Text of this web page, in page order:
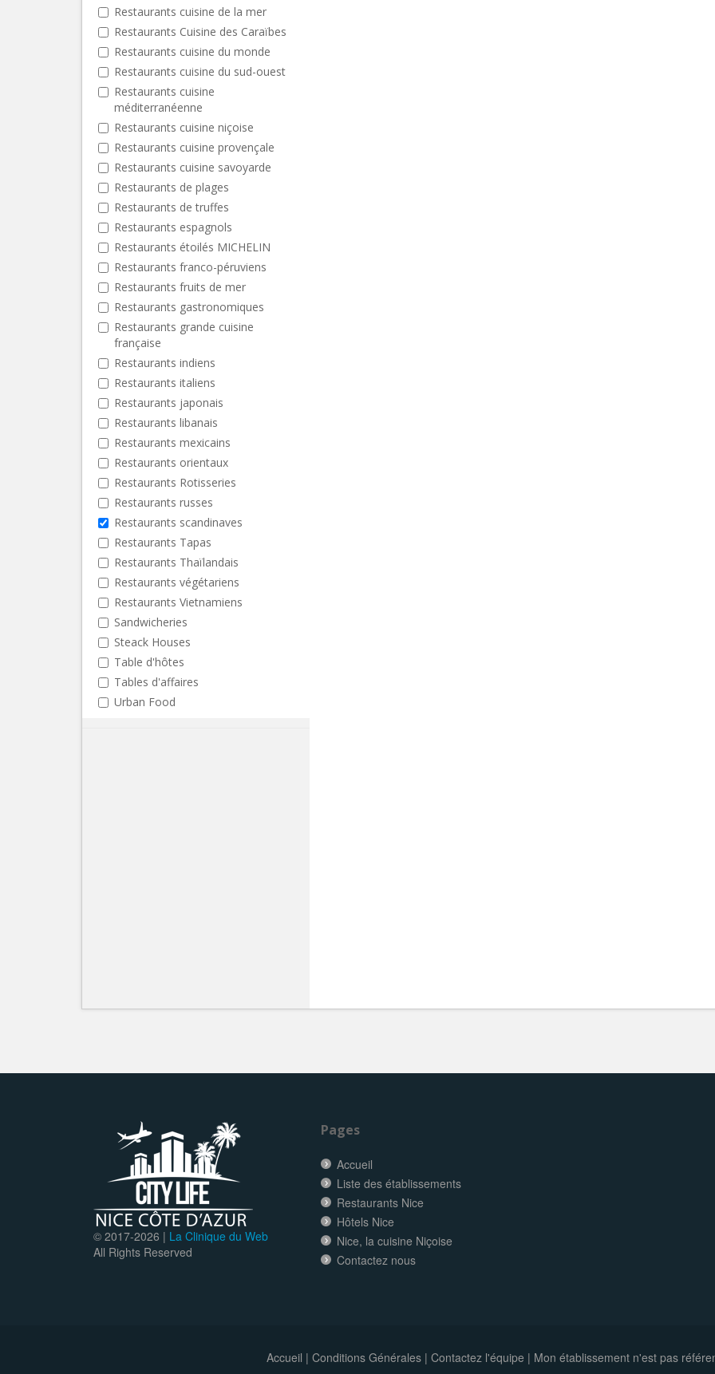
Restaurants cuisine de la mer
Restaurants Cuisine des Caraïbes
Restaurants cuisine du monde
Restaurants cuisine du sud-ouest
Restaurants cuisine
méditerranéenne
Restaurants cuisine niçoise
Restaurants cuisine provençale
Restaurants cuisine savoyarde
Restaurants de plages
Restaurants de truffes
Restaurants espagnols
Restaurants étoilés MICHELIN
Restaurants franco-péruviens
Restaurants fruits de mer
Restaurants gastronomiques
Restaurants grande cuisine
française
Restaurants indiens
Restaurants italiens
Restaurants japonais
Restaurants libanais
Restaurants mexicains
Restaurants orientaux
Restaurants Rotisseries
Restaurants russes
Restaurants scandinaves
Restaurants Tapas
Restaurants Thaïlandais
Restaurants végétariens
Restaurants Vietnamiens
Sandwicheries
Steack Houses
Table d'hôtes
Tables d'affaires
Urban Food
© 2017-2026 | La Clinique du Web
All Rights Reserved
Pages
Accueil
Liste des établissements
Restaurants Nice
Hôtels Nice
Nice, la cuisine Niçoise
Contactez nous
Accueil | Conditions Générales| Contactez l'équipe | Mon établissement n'est pas